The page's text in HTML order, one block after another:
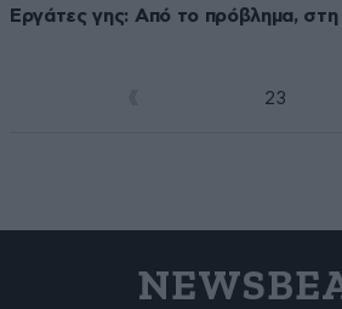
Εργάτες γης: Από το πρόβλημα,
23